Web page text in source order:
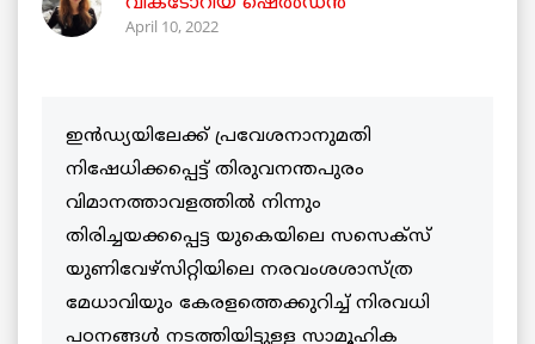
April 10, 2022
ഇൻഡ്യയിലേക്ക് പ്രവേശനാനുമതി
നിഷേധിക്കപ്പെട്ട് തിരുവനന്തപുരം
വിമാനത്താവളത്തിൽ നിന്നും
തിരിച്ചയക്കപ്പെട്ട യുകെയിലെ സസെക്സ്
യുണിവേഴ്സിറ്റിയിലെ നരവംശശാസ്ത്ര
മേധാവിയും കേരളത്തെക്കുറിച്ച് നിരവധി
പഠനങ്ങൾ നടത്തിയിട്ടുള്ള സാമൂഹിക